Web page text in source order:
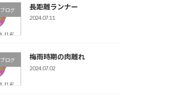
ブログ 長距離ランナー
2024.07.11
ブログ 梅雨時期の肉離れ
2024.07.02